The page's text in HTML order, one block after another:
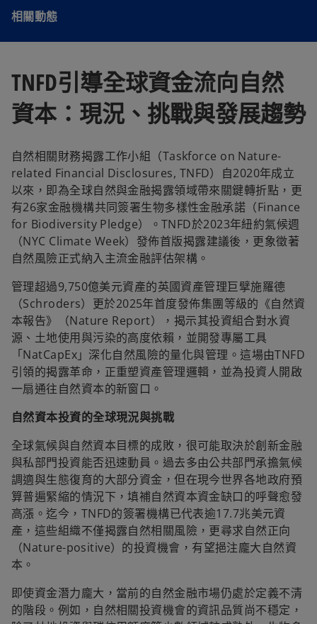
相關動態
TNFD引導全球資金流向自然
資本：現況、挑戰與發展趨勢
自然相關財務揭露工作小組（Taskforce on Nature-
related Financial Disclosures, TNFD）自2020年成立
以來，即為全球自然與金融揭露領域帶來關鍵轉折點，更
有26家金融機構共同簽署生物多樣性金融承諾（Finance
for Biodiversity Pledge）。TNFD於2023年紐約氣候週
（NYC Climate Week）發佈首版揭露建議後，更象徵著
自然風險正式納入主流金融評估架構。
管理超過9,750億美元資產的英國資產管理巨擘施羅德
（Schroders）更於2025年首度發佈集團等級的《自然資
本報告》（Nature Report），揭示其投資組合對水資
源、土地使用與污染的高度依賴，並開發專屬工具
「NatCapEx」深化自然風險的量化與管理。這場由TNFD
引領的揭露革命，正重塑資產管理邏輯，並為投資人開啟
一扇通往自然資本的新窗口。
自然資本投資的全球現況與挑戰
全球氣候與自然資本目標的成敗，很可能取決於創新金融
與私部門投資能否迅速動員。過去多由公共部門承擔氣候
調適與生態復育的大部分資金，但在現今世界各地政府預
算普遍緊縮的情況下，填補自然資本資金缺口的呼聲愈發
高漲。迄今，TNFD的簽署機構已代表逾17.7兆美元資
產，這些組織不僅揭露自然相關風險，更尋求自然正向
（Nature-positive）的投資機會，有望挹注龐大自然資
本。
即使資金潛力龐大，當前的自然金融市場仍處於定義不清
的階段。例如，自然相關投資機會的資訊品質尚不穩定，